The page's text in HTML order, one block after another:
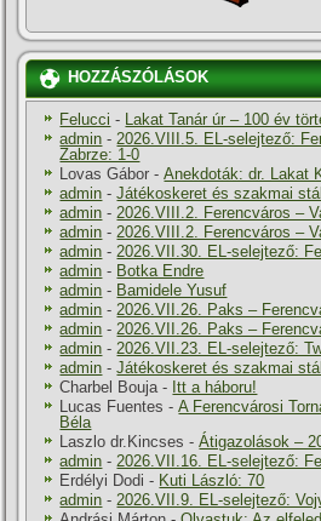
HOZZÁSZÓLÁSOK
Felucci - Lakat Tanár úr – 100 év
admin -2026.VIII.5. EL-selejtező:
Zabrze: 1-0
Lovas Gábor -Anekdoták: dr. Lakat
admin -Játékoskeret és szakmai
admin -2026.VIII.2. Ferencváros –
admin -2026.VIII.2. Ferencváros –
admin -2026.VII.30. EL-selejtező:
admin - Botka Endre
admin - Bamidele Yusuf
admin -2026.VII.26. Paks –
admin -2026.VII.26. Paks –
admin -2026.VII.23. EL-selejtező:
admin -Játékoskeret és szakmai
Charbel Bouja- Itt a háboru!
Lucas Fuentes -A Ferencvárosi
Béla
Laszlo dr.Kincses -Átigazolások –
admin -2026.VII.16. EL-selejtező:
Erdélyi Dodi - Kuti László: 70
admin -2026.VII.9. EL-selejtező: